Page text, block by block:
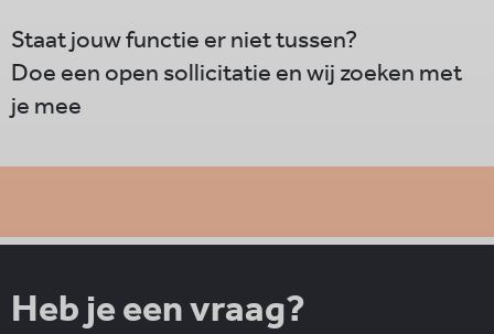
Staat jouw functie er niet tussen?
Doe een open sollicitatie en wij zoeken met
je mee
Heb je een vraag?